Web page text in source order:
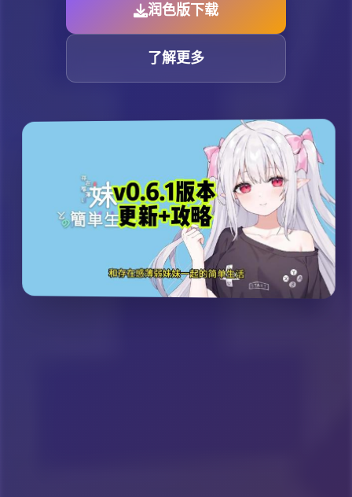
润色版下载
了解更多